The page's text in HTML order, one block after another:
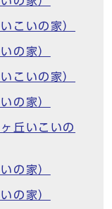
こいの家）
の家）
こいの家）
の家）
丘いこいの
の家）
の家）